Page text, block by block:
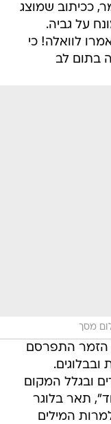
ככיתוב שמוצג
על גביה.
לוואלה! כי
בתום לב
מסך
הזמר התפרסם
ובגלל המקום
תאר בלוגר
המילים